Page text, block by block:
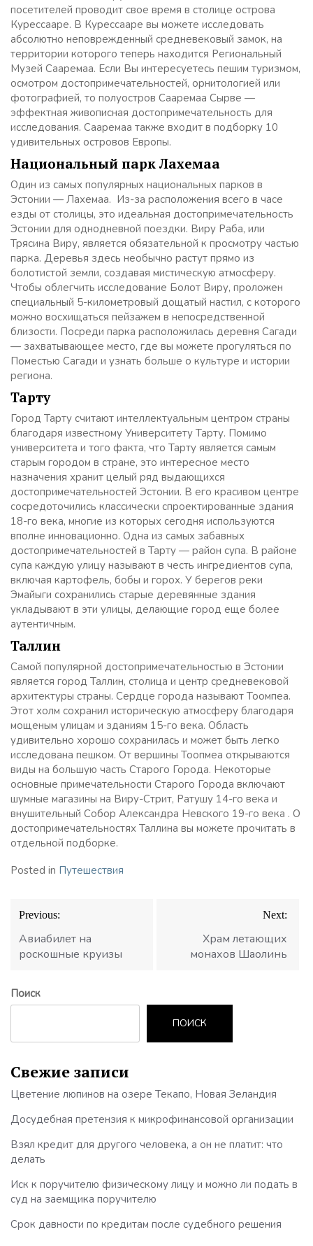
посетителей проводит свое время в столице острова
Курессааре. В Курессааре вы можете исследовать
абсолютно неповрежденный средневековый замок, на
территории которого теперь находится Региональный
Музей Сааремаа. Если Вы интересуетесь пешим туризмом,
осмотром достопримечательностей, орнитологией или
фотографией, то полуостров Сааремаа Сырве —
эффектная живописная достопримечательность для
исследования. Сааремаа также входит в подборку 10
удивительных островов Европы.
Национальный парк Лахемаа
Один из самых популярных национальных парков в
Эстонии — Лахемаа. Из-за расположения всего в часе
езды от столицы, это идеальная достопримечательность
Эстонии для однодневной поездки. Виру Раба, или
Трясина Виру, является обязательной к просмотру частью
парка. Деревья здесь необычно растут прямо из
болотистой земли, создавая мистическую атмосферу.
Чтобы облегчить исследование Болот Виру, проложен
специальный 5-километровый дощатый настил, с которого
можно восхищаться пейзажем в непосредственной
близости. Посреди парка расположилась деревня Сагади
— захватывающее место, где вы можете прогуляться по
Поместью Сагади и узнать больше о культуре и истории
региона.
Тарту
Город Тарту считают интеллектуальным центром страны
благодаря известному Университету Тарту. Помимо
университета и того факта, что Тарту является самым
старым городом в стране, это интересное место
назначения хранит целый ряд выдающихся
достопримечательностей Эстонии. В его красивом центре
сосредоточились классически спроектированные здания
18-го века, многие из которых сегодня используются
вполне инновационно. Одна из самых забавных
достопримечательностей в Тарту — район супа. В районе
супа каждую улицу называют в честь ингредиентов супа,
включая картофель, бобы и горох. У берегов реки
Эмайыги сохранились старые деревянные здания
укладывают в эти улицы, делающие город еще более
аутентичным.
Таллин
Самой популярной достопримечательностью в Эстонии
является город Таллин, столица и центр средневековой
архитектуры страны. Сердце города называют Тоомпеа.
Этот холм сохранил историческую атмосферу благодаря
мощеным улицам и зданиям 15-го века. Область
удивительно хорошо сохранилась и может быть легко
исследована пешком. От вершины Тоопмеа открываются
виды на большую часть Старого Города. Некоторые
основные примечательности Старого Города включают
шумные магазины на Виру-Стрит, Ратушу 14-го века и
внушительный Собор Александра Невского 19-го века . О
достопримечательностях Таллина вы можете прочитать в
отдельной подборке.
Posted in Путешествия
Навигация
по
записям
Previous:
Авиабилет на
роскошные круизы
Next:
Храм летающих
монахов Шаолинь
Поиск
ПОИСК
Свежие записи
Цветение люпинов на озере Текапо, Новая Зеландия
Досудебная претензия к микрофинансовой организации
Взял кредит для другого человека, а он не платит: что
делать
Иск к поручителю физическому лицу и можно ли подать в
суд на заемщика поручителю
Срок давности по кредитам после судебного решения